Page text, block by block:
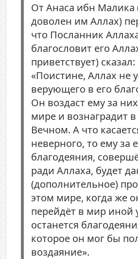
От Анаса ибн Малика
доволен им Аллах)
что Посланник
благословит его
приветствует) сказал:
«Поистине, Аллах не
верующего в его
Он воздаст ему за
мире и вознаградит
Вечном. А что
неверного, то ему за
благодеяния,
ради Аллаха, будет
(дополнительное)
этом мире, когда же
перейдёт в мир иной
останется
которое он мог бы
воздаяние».